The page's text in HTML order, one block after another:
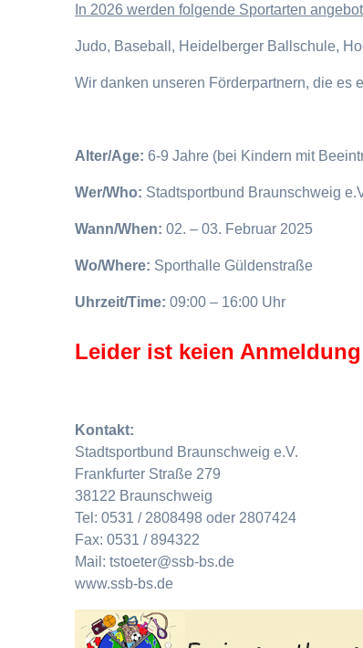
n 2026 werden folgende Sportarten
Judo, Baseball, Heidelberger Ballschule,
Wir danken unseren Förderpartnern, die es
Alter/Age:6-9 Jahre (bei Kindern mit
Wer/Who: Stadtsportbund Braunschweig
Wann/When:02. – 03. Februar 2025
Wo/Where: Sporthalle Güldenstraße
Uhrzeit/Time:09:00 – 16:00 Uhr
Leider ist keien
Kontakt:
Stadtsportbund Braunschweig e.V.
Frankfurter Straße 279
38122 Braunschweig
Tel: 0531 / 2808498 oder 2807424
Fax: 0531 / 894322
Mail: tstoeter@ssb-bs.de
www.ssb-bs.de